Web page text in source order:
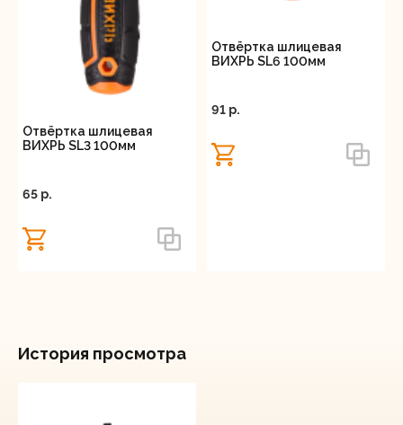
Отвёртка шлицевая
ВИХРЬ SL3 100мм
65 p.
Отвёртка шлицевая
ВИХРЬ SL6 100мм
91 p.
История просмотра